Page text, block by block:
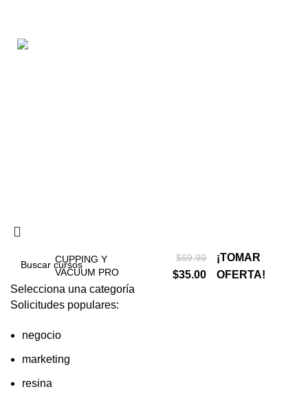
CUPPING Y
VACUUM PRO
$69.99
$35.00
¡TOMAR
OFERTA!
Selecciona una categoría
Solicitudes populares:
negocio
marketing
resina